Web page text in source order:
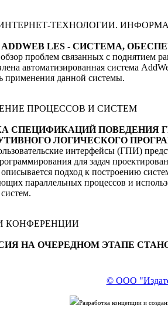
ТЕХНОЛОГИИ.
ADDWEB LES - СИСТЕМА,
проблем связанных с поднятием
автоматизированная система
применения данной системы.
ПРОЦЕССОВ И СИСТЕМ
СПЕЦИФИКАЦИЙ
ЛОГИЧЕСКОГО
интерфейсы (ГПИ)
для задач
подход к построению
параллельных процессов и
КОНФЕРЕНЦИИ
НА ОЧЕРЕДНОМ ЭТАПЕ
© ООО
Разработка концепции и